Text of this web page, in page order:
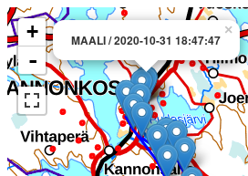
×
MAALI / 2020-10-31 18:47:47
+
-